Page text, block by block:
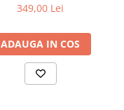
349,00 Lei
ADAUGA IN COS